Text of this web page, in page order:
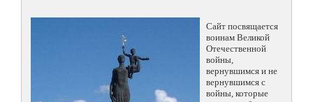
Сайт посвящается
воинам Великой
Отечественной
войны,
вернувшимся и не
вернувшимся с
войны, которые